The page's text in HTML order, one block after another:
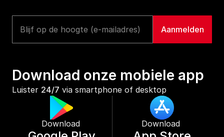
Download onze mobiele app
Luister 24/7 via smartphone of desktop
Download Download